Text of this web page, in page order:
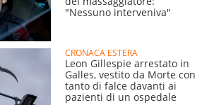
"Nessuno interveniva"
CRONACA ESTERA
Leon Gillespie arrestato in
Galles, vestito da Morte con
tanto di falce davanti ai
pazienti di un ospedale